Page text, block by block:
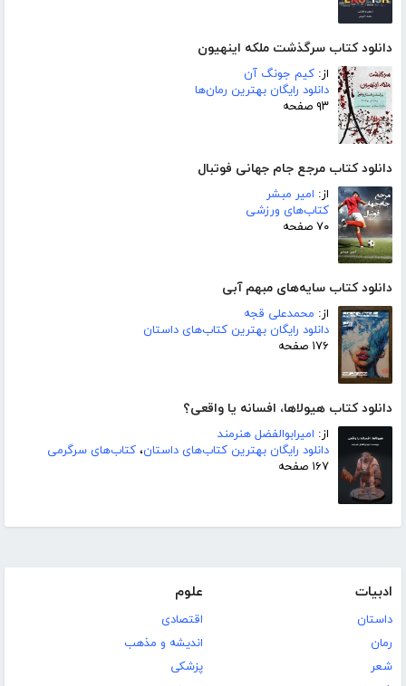
دانلود کتاب سرگذشت ملکه اینهیون
از: کیم جونگ آن
دانلود رایگان بهترین رمان‌ها
۹۳ صفحه
دانلود کتاب مرجع جام جهانی فوتبال
از: امیر مبشر
کتاب‌های ورزشی
۷۰ صفحه
دانلود کتاب سایه‌های مبهم آبی
از: محمدعلی قجه
دانلود رایگان بهترین کتاب‌های داستان
۱۷۶ صفحه
دانلود کتاب هیولاها، افسانه یا واقعی؟
از: امیرابوالفضل هنرمند
دانلود رایگان بهترین کتاب‌های داستان، کتاب‌های سرگرمی
۱۶۷ صفحه
ادبیات
داستان
رمان
شعر
علوم
اقتصادی
اندیشه و مذهب
پزشکی